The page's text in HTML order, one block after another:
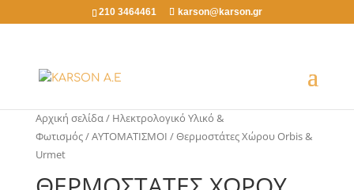
210 3464461 karson@karson.gr
Αρχική σελίδα/ Ηλεκτρολογικό Υλικό &
Φωτισμός/ΑΥΤΟΜΑΤΙΣΜΟΙ / Θερμοστάτες Χώρου Orbis &
Urmet